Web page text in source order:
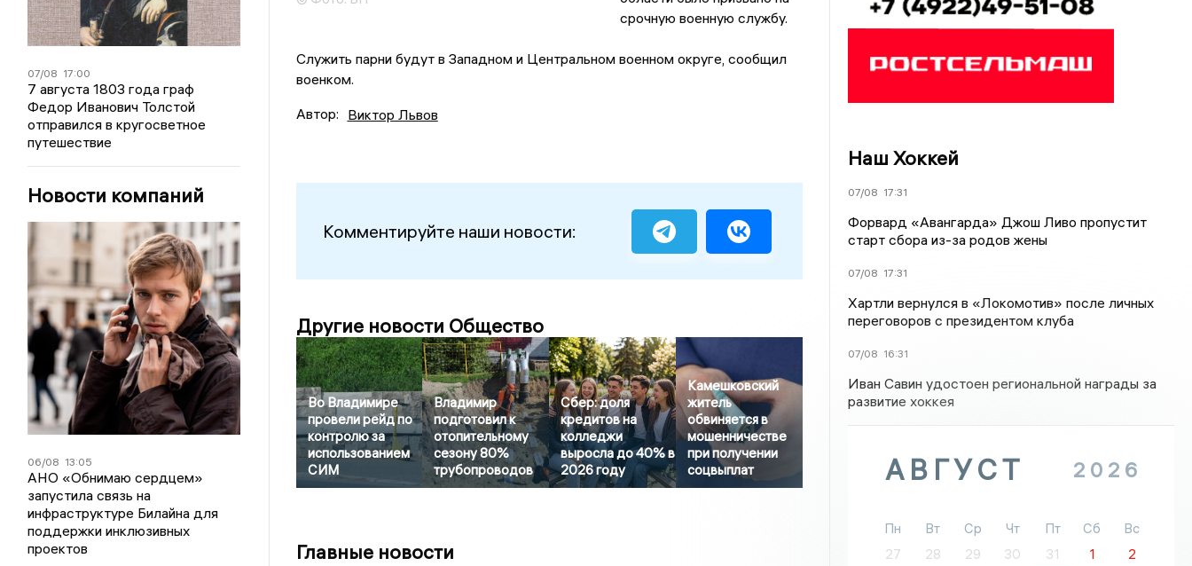
07/08 17:00
7 августа 1803 года граф
Федор Иванович Толстой
отправился в кругосветное
путешествие
Новости компаний
06/08 13:05
АНО «Обнимаю сердцем»
запустила связь на
инфраструктуре Билайна для
поддержки инклюзивных
проектов
срочную военную службу.
Служить парни будут в Западном и Центральном военном округе, сообщил
военком.
Автор: Виктор Львов
Комментируйте наши новости:
Другие новости Общество
Во Владимире
провели рейд по
контролю за
использованием
СИМ
Владимир
подготовил к
отопительному
сезону 80%
трубопроводов
Сбер: доля
кредитов на
колледжи
выросла до 40% в
2026 году
Камешковский
житель
обвиняется в
мошенничестве
при получении
соцвыплат
Главные новости
Наш Хоккей
07/08 17:31
Форвард «Авангарда» Джош Ливо пропустит
старт сбора из-за родов жены
07/08 17:31
Хартли вернулся в «Локомотив» после личных
переговоров с президентом клуба
07/08 16:31
Иван Савин удостоен региональной награды за
развитие хоккея
АВГУСТ 2026
Пн Вт Ср Чт Пт Сб
Вс
27
28 29 30 31 1
2